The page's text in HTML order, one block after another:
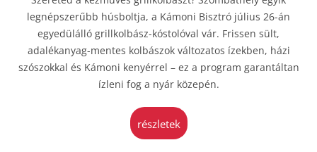
legnépszerűbb húsboltja, a Kámoni Bisztró július 26-án
egyedülálló grillkolbász-kóstolóval vár. Frissen sült,
adalékanyag-mentes kolbászok változatos ízekben, házi
szószokkal és Kámoni kenyérrel – ez a program garantáltan
ízleni fog a nyár közepén.
részletek